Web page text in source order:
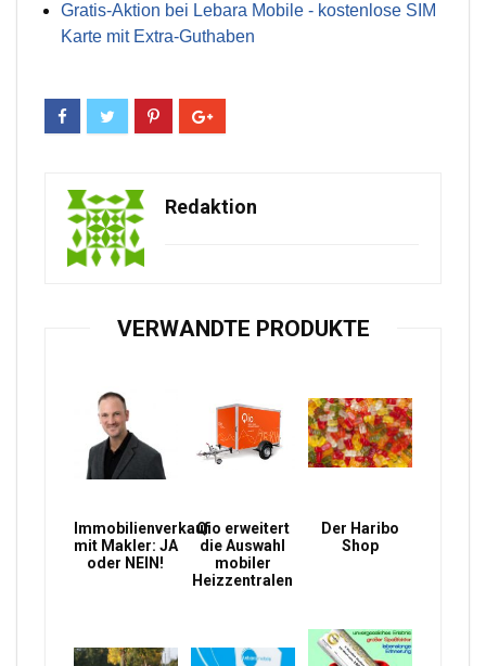
Gratis-Aktion bei Lebara Mobile - kostenlose SIM
Karte mit Extra-Guthaben
Redaktion
VERWANDTE PRODUKTE
Immobilienverkauf
mit Makler: JA
oder NEIN!
Qio erweitert
die Auswahl
mobiler
Heizzentralen
Der Haribo
Shop